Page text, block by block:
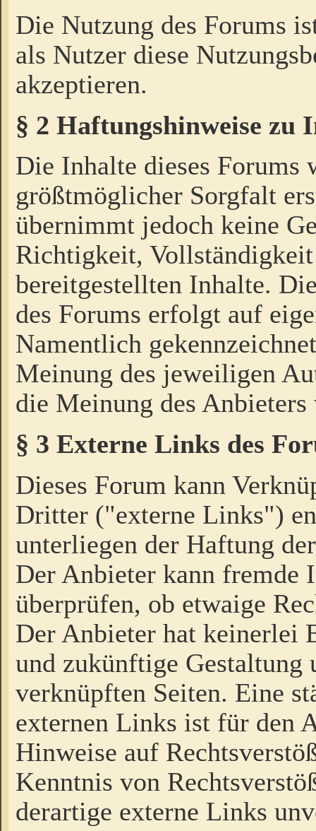
Die Nutzung des Forums
als Nutzer diese
akzeptieren.
§ 2 Haftungshinweise zu
Die Inhalte dieses Forums
größtmöglicher Sorgfalt
übernimmt jedoch keine
Richtigkeit,
bereitgestellten Inhalte.
des Forums erfolgt auf
Namentlich
Meinung des jeweiligen
die Meinung des Anbieters
§ 3 Externe Links des
Dieses Forum kann
Dritter ("externe Links")
unterliegen der Haftung
Der Anbieter kann fremde
überprüfen, ob etwaige
Der Anbieter hat keinerlei
und zukünftige Gestaltung
verknüpften Seiten. Eine
externen Links ist für den
Hinweise auf
Kenntnis von
derartige externe Links